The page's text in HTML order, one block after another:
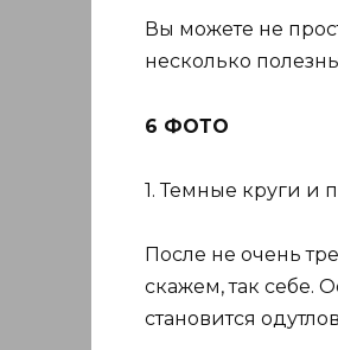
Вы можете не
несколько
6 ФОТО
1. Темные круги и
После не очень
скажем, так себе.
становится